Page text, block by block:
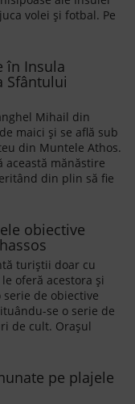
volei și fotbal. Pe
Persoanele care își
mai
cursuri de echitație
din Skala Prinos.
în Insula
Sfântului
Mihail din
maici şi se află sub
din Muntele Athos.
această mănăstire
din plin să fie
sale se află o
izvorăşte
nu sunteți cele mai
să vizitați acest
de peisajele
se că acesta este
locuri din Insula
vară de la mănăstire
Athos.
obiective
turiștii doar cu
oferă acestora și
de obiective
se o serie de
de cult. Orașul
turistică.
orașului vechi,
pe plajele